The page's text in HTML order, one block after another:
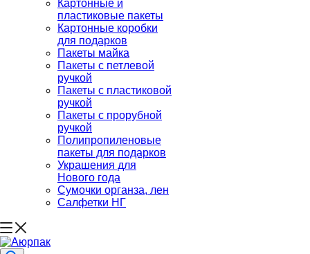
Картонные и
пластиковые пакеты
Картонные коробки
для подарков
Пакеты майка
Пакеты с петлевой
ручкой
Пакеты с пластиковой
ручкой
Пакеты с прорубной
ручкой
Полипропиленовые
пакеты для подарков
Украшения для
Нового года
Сумочки органза, лен
Салфетки НГ